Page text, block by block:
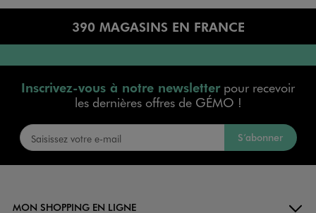
390 MAGASINS EN FRANCE
Inscrivez-vous à notre newsletterpour recevoir
les dernières offres de GÉMO !
S’abonner
MON SHOPPING EN LIGNE